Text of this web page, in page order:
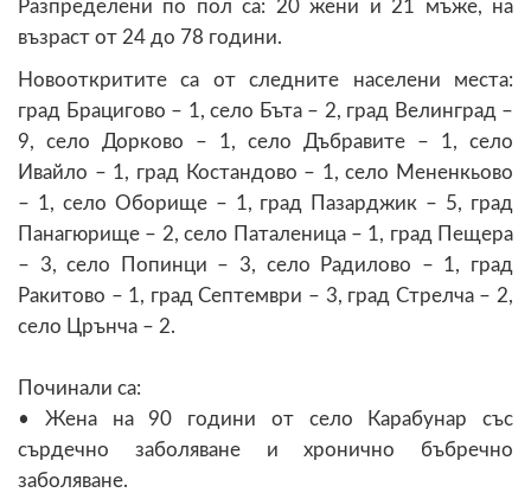
Разпределени по пол са: 20 жени и 21 мъже, на
възраст от 24 до 78 години.
Новооткритите са от следните населени места:
град Брацигово – 1, село Бъта – 2, град Велинград –
9, село Дорково – 1, село Дъбравите – 1, село
Ивайло – 1, град Костандово – 1, село Мененкьово
– 1, село Оборище – 1, град Пазарджик – 5, град
Панагюрище – 2, село Паталеница – 1, град Пещера
– 3, село Попинци – 3, село Радилово – 1, град
Ракитово – 1, град Септември – 3, град Стрелча – 2,
село Црънча – 2.
Починали са:
• Жена на 90 години от село Карабунар със
сърдечно заболяване и хронично бъбречно
заболяване.